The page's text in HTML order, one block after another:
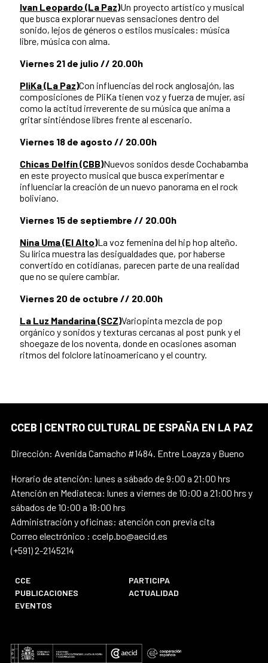
Ivan Leopardo (La Paz)Un proyecto artístico y musical
que busca explorar nuevas sensaciones dentro del
sonido, lejos de géneros o estilos musicales: música
libre, música con alma.
Viernes 21 de julio // 20.00h
PliKa (La Paz)Con influencias del rock anglosajón, las
composiciones de PliKa tienen voz y fuerza de mujer, así
como la actitud irreverente de su música que anima a
gritar sintiéndose libres frente al escenario.
Viernes 18 de agosto // 20.00h
Chicas Delfín (CBB)Nuevos sonidos desde Cochabamba
en este proyecto musical que busca experimentar e
influenciar la creación de un nuevo panorama en el rock
boliviano.
Viernes 15 de septiembre // 20.00h
Nina Uma (El Alto)La voz femenina del hip hop alteño.
Su lírica muestra las desigualdades que, por haberse
convertido en cotidianas, parecen parte de una realidad
que no se quiere cambiar.
Viernes 20 de octubre // 20.00h
La Luz Mandarina (SCZ)Variopinta mezcla de pop
orgánico y sonidos y texturas cercanas al post punk y el
shoegaze de los noventa, donde en ocasiones asoman
ritmos del folclore latinoamericano y el country.
CCEB | CENTRO CULTURAL DE ESPAÑA EN LA PAZ
Dirección: Avenida Camacho #1484. Entre Loayza y Bueno
Horario de atención: lunes a sábado de 9:00 a 21:00 hrs
Atención en Mediateca: lunes a viernes de 10:00 a 21:00 hrs y
sábados de 10:00 a 18:00 hrs
Administración y oficinas: atención con previa cita
Correo electrónico : ccelp.bo@aecid.es
(+591) 2-2145214
CCE
PARTICIPA
PUBLICACIONES
ACTUALIDAD
EVENTOS